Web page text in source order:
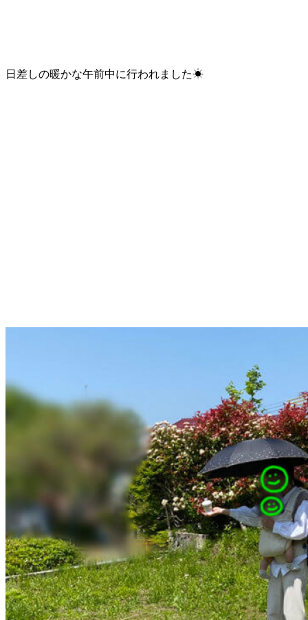
日差しの暖かな午前中に行われました☀